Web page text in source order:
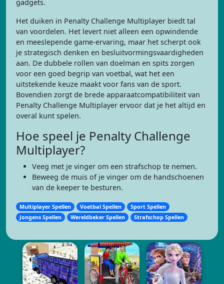
gadgets.
Het duiken in Penalty Challenge Multiplayer biedt tal
van voordelen. Het levert niet alleen een opwindende
en meeslepende game-ervaring, maar het scherpt ook
je strategisch denken en besluitvormingsvaardigheden
aan. De dubbele rollen van doelman en spits zorgen
voor een goed begrip van voetbal, wat het een
uitstekende keuze maakt voor fans van de sport.
Bovendien zorgt de brede apparaatcompatibiliteit van
Penalty Challenge Multiplayer ervoor dat je het altijd en
overal kunt spelen.
Hoe speel je Penalty Challenge
Multiplayer?
Veeg met je vinger om een strafschop te nemen.
Beweeg de muis of je vinger om de handschoenen
van de keeper te besturen.
Multiplayer Spellen Voetbal Spellen
Sport Spellen
Jongens Spellen
Wereldbeker Spellen Strafschop Spellen